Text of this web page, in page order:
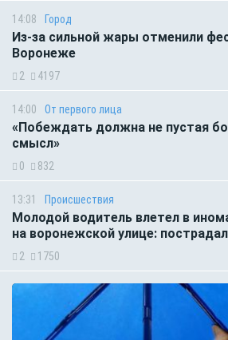
14:08 Город
Из-за сильной жары отменили
Воронеже
2 4197
14:00 От первого лица
«Побеждать должна не пустая
смысл»
0 832
13:31 Происшествия
Молодой водитель влетел в
на воронежской улице:
2 1750